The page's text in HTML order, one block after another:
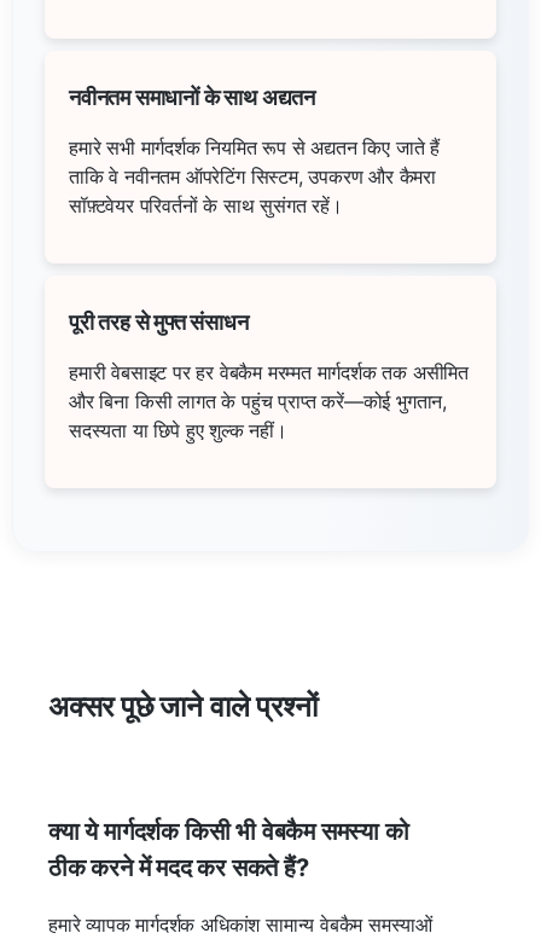
नवीनतम समाधानों के साथ अद्यतन
हमारे सभी मार्गदर्शक नियमित रूप से अद्यतन किए जाते हैं
ताकि वे नवीनतम ऑपरेटिंग सिस्टम, उपकरण और कैमरा
सॉफ़्टवेयर परिवर्तनों के साथ सुसंगत रहें।
पूरी तरह से मुफ्त संसाधन
हमारी वेबसाइट पर हर वेबकैम मरम्मत मार्गदर्शक तक असीमित
और बिना किसी लागत के पहुंच प्राप्त करें—कोई भुगतान,
सदस्यता या छिपे हुए शुल्क नहीं।
अक्सर पूछे जाने वाले प्रश्नों
क्या ये मार्गदर्शक किसी भी वेबकैम समस्या को
ठीक करने में मदद कर सकते हैं?
हमारे व्यापक मार्गदर्शक अधिकांश सामान्य वेबकैम समस्याओं